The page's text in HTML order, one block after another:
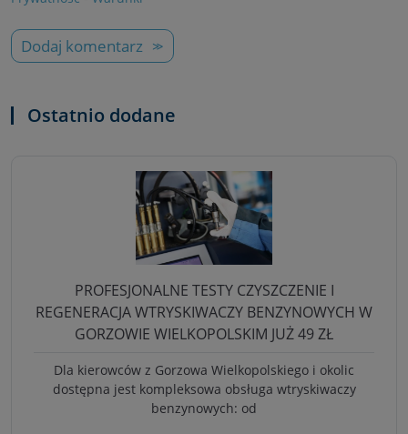
Dodaj komentarz
Ostatnio dodane
PROFESJONALNE TESTY CZYSZCZENIE I
REGENERACJA WTRYSKIWACZY BENZYNOWYCH W
GORZOWIE WIELKOPOLSKIM JUŻ 49 ZŁ
Dla kierowców z Gorzowa Wielkopolskiego i okolic
dostępna jest kompleksowa obsługa wtryskiwaczy
benzynowych: od